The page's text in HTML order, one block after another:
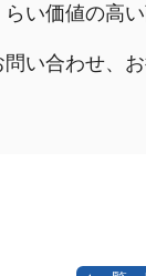
い価値の高い
い合わせ、お